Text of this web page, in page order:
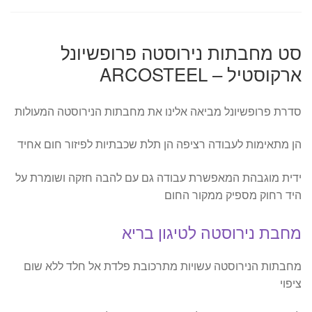
סט מחבתות נירוסטה פרופשיונל
ארקוסטיל – ARCOSTEEL
סדרת פרופשיונל מביאה אלינו את מחבתות הנירוסטה המעולות
הן מתאימות לעבודה רציפה הן תלת שכבתיות לפיזור חום אחיד
ידית מוגבהת המאפשרת עבודה גם עם להבה חזקה ושומרת על
היד רחוק מספיק ממקור החום
מחבת נירוסטה לטיגון בריא
מחבתות הנירוסטה עשויות מתרכובת פלדת אל חלד ללא שום
ציפוי